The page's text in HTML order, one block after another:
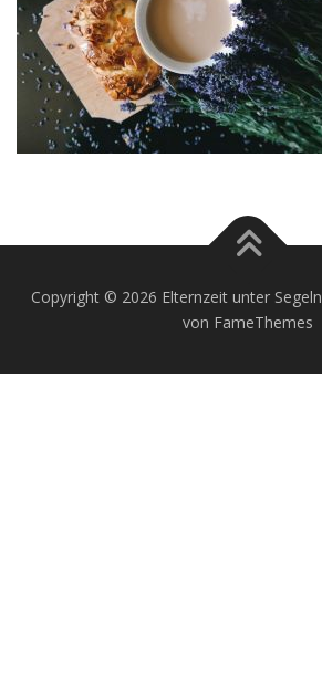
Copyright © 2026 Elternzeit unter Segeln
von FameThemes